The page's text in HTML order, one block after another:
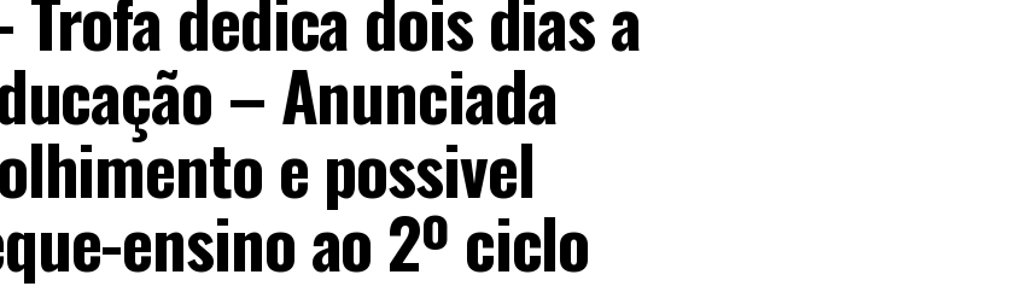
– Anunciada
e possivel
ensino ao 2º ciclo